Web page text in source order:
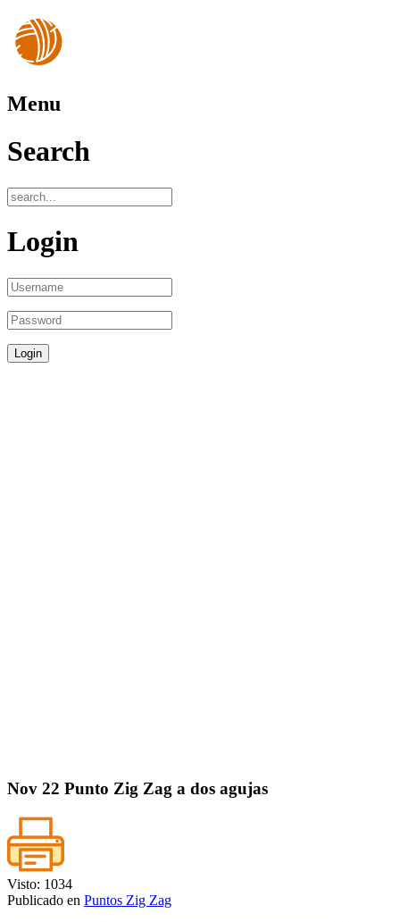
Menu
Search
Login
Nov 22 Punto Zig Zag a dos agujas
Visto: 1034
Publicado en Puntos Zig Zag